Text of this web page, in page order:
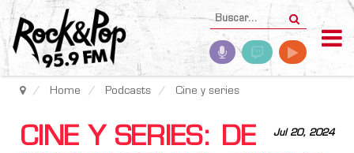
Home Podcasts Cine y series
Jul 20, 2024
CINE Y SERIES: DE